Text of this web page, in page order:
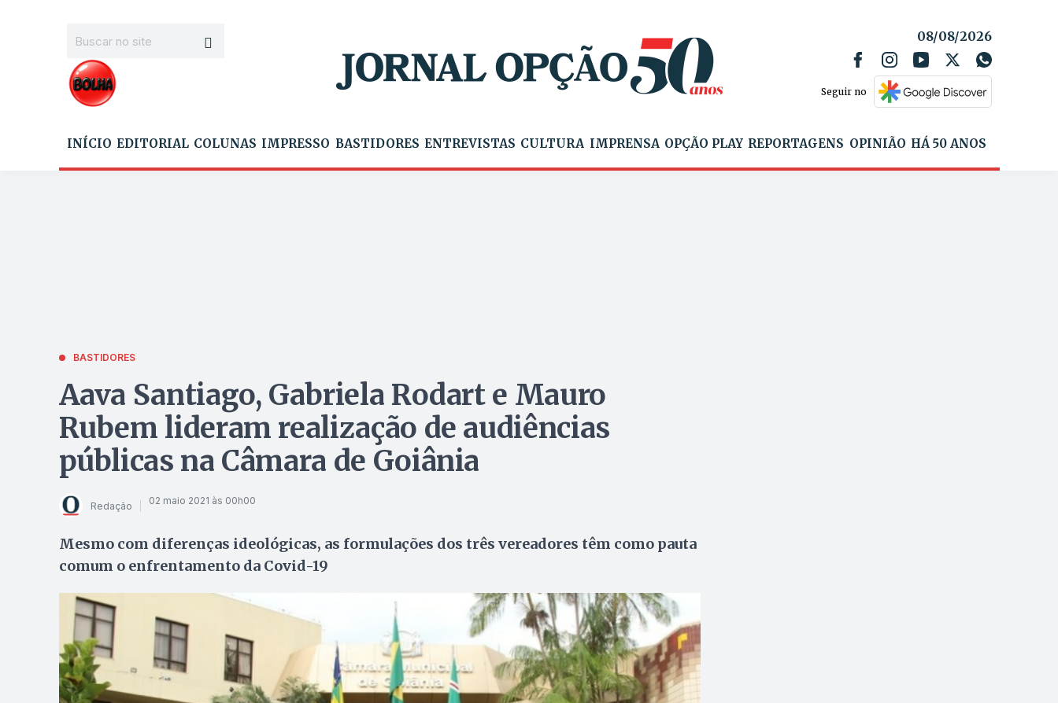
08/08/2026
Seguir no
INÍCIO EDITORIAL COLUNAS IMPRESSO BASTIDORES ENTREVISTAS CULTURA IMPRENSA OPÇÃO PLAY REPORTAGENS OPINIÃO HÁ 50 ANOS
BASTIDORES
Aava Santiago, Gabriela Rodart e Mauro
Rubem lideram realização de audiências
públicas na Câmara de Goiânia
Redação 02 maio 2021 às 00h00
Mesmo com diferenças ideológicas, as formulações dos três vereadores têm como pauta
comum o enfrentamento da Covid-19